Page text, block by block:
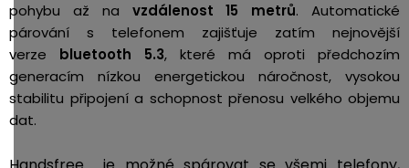
pohybu až na vzdálenost 15 metrů. Automatické
párování s telefonem zajišťuje zatím nejnovější
verze bluetooth 5.3, které má oproti předchozím
generacím nízkou energetickou náročnost, vysokou
stabilitu připojení a schopnost přenosu velkého objemu
dat.